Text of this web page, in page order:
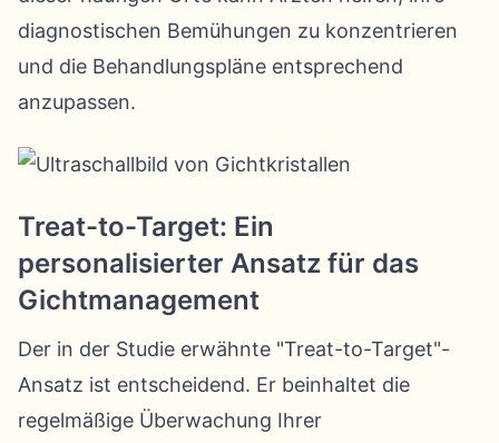
diagnostischen Bemühungen zu konzentrieren
und die Behandlungspläne entsprechend
anzupassen.
Treat-to-Target: Ein
personalisierter Ansatz für das
Gichtmanagement
Der in der Studie erwähnte "Treat-to-Target"-
Ansatz ist entscheidend. Er beinhaltet die
regelmäßige Überwachung Ihrer